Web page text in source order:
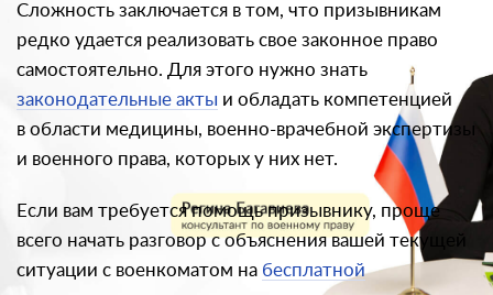
Сложность заключается в том, что призывникам
редко удается реализовать свое законное право
самостоятельно. Для этого нужно знать
законодательные акты и обладать компетенцией
в области медицины, военно-врачебной экспертизы
и военного права, которых у них нет.
Если вам требуется помощь призывнику, проще
всего начать разговор с объяснения вашей текущей
ситуации с военкоматом на бесплатной